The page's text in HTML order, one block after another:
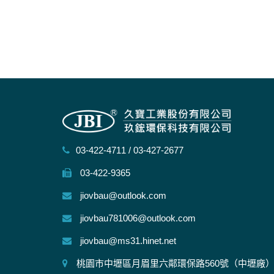
03-422-4711 / 03-427-2677
03-422-9365
jiovbau@outlook.com
jiovbau781006@outlook.com
jiovbau@ms31.hinet.net
桃園市中壢區月眉里六鄰環保路560號（中壢廠）